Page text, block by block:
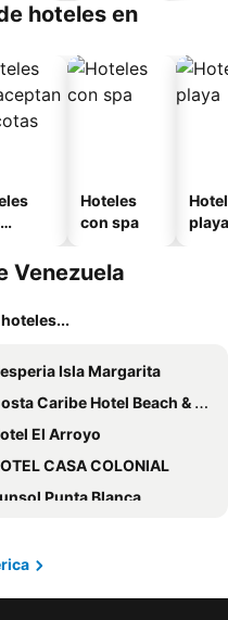
hoteles en
Hoteles
con spa
playa
Venezuela
Isla Margarita
Caribe Hotel Beach & Resort
El Arroyo
CASA COLONIAL
Punta Blanca
By LD